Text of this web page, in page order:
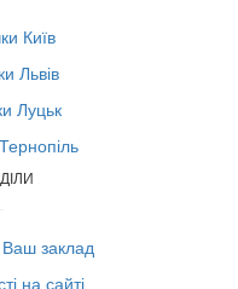
Київ
Львів
Луцьк
заклад
на сайті